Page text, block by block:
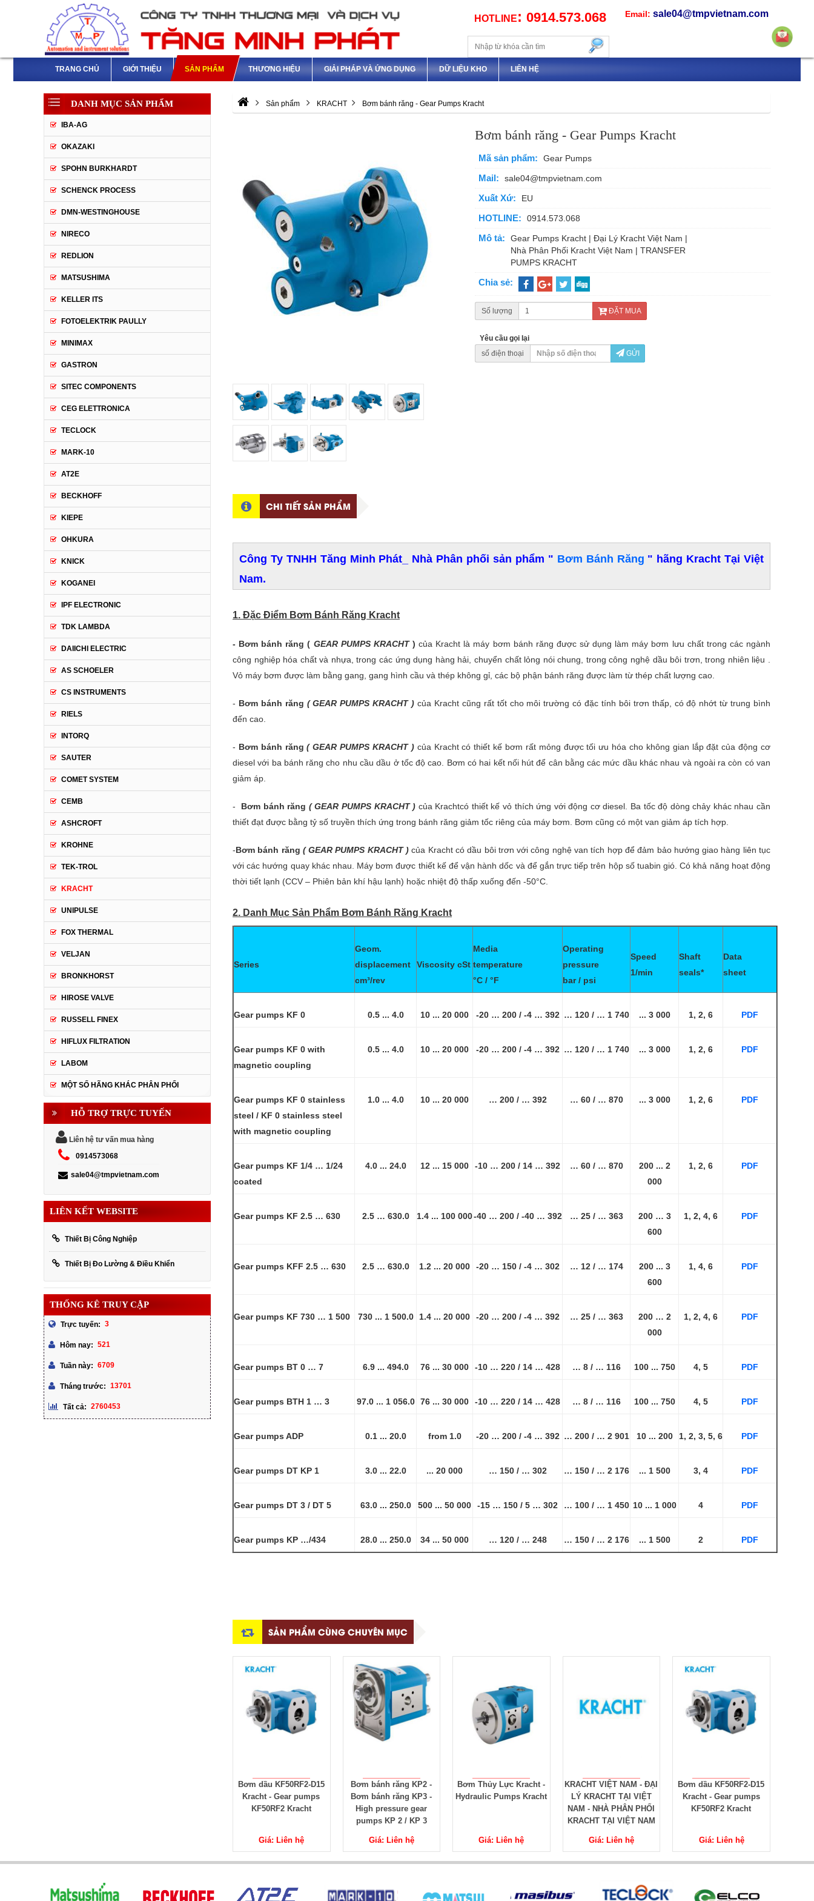
HOTLINE: 0914.573.068 Email: sale04@tmpvietnam.com
TRANG CHỦ GIỚI THIỆU SẢN PHẨM THƯƠNG HIỆU GIẢI PHÁP VÀ ỨNG DỤNG DỮ LIỆU KHO LIÊN HỆ
Sản phẩm KRACHT Bơm bánh răng - Gear Pumps Kracht
Bơm bánh răng - Gear Pumps Kracht
Mã sản phẩm: Gear Pumps
Mail: sale04@tmpvietnam.com
Xuất Xứ: EU
HOTLINE: 0914.573.068
Mô tả:
Gear Pumps Kracht | Đại Lý Kracht Việt Nam |
Nhà Phân Phối Kracht Việt Nam | TRANSFER
PUMPS KRACHT
Chia sẻ:
Số lượng ĐẶT MUA
Yêu cầu gọi lại
số điện thoại
GỬI
CHI TIẾT SẢN PHẨM
Công Ty TNHH Tăng Minh Phát_ Nhà Phân phối sản phẩm " Bơm Bánh Răng " hãng Kracht Tại Việt
Nam.
1. Đặc Điểm Bơm Bánh Răng Kracht
- Bơm bánh răng ( GEAR PUMPS KRACHT) của Kracht là máy bơm bánh răng được sử dụng làm máy bơm lưu chất trong các ngành
công nghiệp hóa chất và nhựa, trong các ứng dụng hàng hải, chuyển chất lỏng nói chung, trong công nghệ dầu bôi trơn, trong nhiên liệu .
Vỏ máy bơm được làm bằng gang, gang hình cầu và thép không gỉ, các bộ phận bánh răng được làm từ thép chất lượng cao.
- Bơm bánh răng ( GEAR PUMPS KRACHT ) của Kracht cũng rất tốt cho môi trường có đặc tính bôi trơn thấp, có độ nhớt từ trung bình
đến cao.
- Bơm bánh răng ( GEAR PUMPS KRACHT ) của Kracht có thiết kế bơm rất mỏng được tối ưu hóa cho không gian lắp đặt của động cơ
diesel với ba bánh răng cho nhu cầu dầu ở tốc độ cao. Bơm có hai kết nối hút để cân bằng các mức dầu khác nhau và ngoài ra còn có van
giảm áp.
- Bơm bánh răng ( GEAR PUMPS KRACHT ) của Krachtcó thiết kế vỏ thích ứng với động cơ diesel. Ba tốc độ dòng chảy khác nhau cần
thiết đạt được bằng tỷ số truyền thích ứng trong bánh răng giảm tốc riêng của máy bơm. Bơm cũng có một van giảm áp tích hợp.
-Bơm bánh răng ( GEAR PUMPS KRACHT ) của Kracht có dầu bôi trơn với công nghệ van tích hợp để đảm bảo hướng giao hàng liên tục
với các hướng quay khác nhau. Máy bơm được thiết kế để vận hành dốc và để gắn trực tiếp trên hộp số tuabin gió. Có khả năng hoạt động
thời tiết lạnh (CCV – Phiên bản khí hậu lạnh) hoặc nhiệt độ thấp xuống đến -50°C.
2. Danh Mục Sản Phẩm Bơm Bánh Răng Kracht
Series
Geom.
displacement
cm³/rev
Viscosity cSt
Media
temperature
°C / °F
Operating
pressure
bar / psi
Speed
1/min
Shaft
seals*
Data
sheet
Gear pumps KF 0 0.5 ... 4.0 10 ... 20 000 -20 … 200 / -4 … 392 … 120 / … 1 740 ... 3 000 1, 2, 6 PDF
Gear pumps KF 0 with
magnetic coupling
0.5 ... 4.0 10 ... 20 000 -20 … 200 / -4 … 392 … 120 / … 1 740 ... 3 000 1, 2, 6 PDF
Gear pumps KF 0 stainless
steel / KF 0 stainless steel
with magnetic coupling
1.0 ... 4.0 10 ... 20 000 … 200 / … 392 … 60 / … 870 ... 3 000 1, 2, 6 PDF
Gear pumps KF 1/4 … 1/24
coated
4.0 ... 24.0 12 ... 15 000 -10 … 200 / 14 … 392 … 60 / … 870
200 ... 2
000
1, 2, 6 PDF
Gear pumps KF 2.5 … 630 2.5 … 630.0 1.4 ... 100 000-40 … 200 / -40 … 392 … 25 / … 363
200 … 3
600
1, 2, 4, 6 PDF
Gear pumps KFF 2.5 … 630 2.5 … 630.0 1.2 ... 20 000 -20 … 150 / -4 … 302 … 12 / … 174
200 ... 3
600
1, 4, 6 PDF
Gear pumps KF 730 … 1 500 730 ... 1 500.0 1.4 ... 20 000 -20 … 200 / -4 … 392 … 25 / … 363
200 … 2
000
1, 2, 4, 6 PDF
Gear pumps BT 0 … 7 6.9 ... 494.0 76 ... 30 000 -10 … 220 / 14 … 428 … 8 / … 116 100 ... 750 4, 5 PDF
Gear pumps BTH 1 … 3 97.0 ... 1 056.0 76 ... 30 000 -10 … 220 / 14 … 428 … 8 / … 116 100 ... 750 4, 5 PDF
Gear pumps ADP 0.1 ... 20.0 from 1.0 -20 … 200 / -4 … 392 … 200 / … 2 901 10 ... 200 1, 2, 3, 5, 6 PDF
Gear pumps DT KP 1 3.0 ... 22.0 ... 20 000 … 150 / … 302 … 150 / … 2 176 ... 1 500 3, 4 PDF
Gear pumps DT 3 / DT 5 63.0 ... 250.0 500 ... 50 000 -15 … 150 / 5 … 302 … 100 / … 1 450 10 ... 1 000 4 PDF
Gear pumps KP …/434 28.0 ... 250.0 34 ... 50 000 … 120 / … 248 … 150 / … 2 176 ... 1 500 2 PDF
SẢN PHẨM CÙNG CHUYÊN MỤC
Bơm bánh răng KP2 -
Bơm bánh răng KP3 -
High pressure gear
Giá: Liên hệ
Bơm Thủy Lực Kracht -
Hydraulic Pumps Kracht
Giá: Liên hệ
KRACHT VIỆT NAM - ĐẠI
LÝ KRACHT TẠI VIỆT
Giá: Liên hệ
Bơm dầu KF50RF2-D15
Kracht - Gear pumps
KF50RF2 Kracht
Giá: Liên hệ
Bơm bánh răng KP2 -
Bơm bánh răng KP3 -
High pressure gear
Giá: Liên hệ
DANH MỤC SẢN PHẨM
IBA-AG
OKAZAKI
SPOHN BURKHARDT
SCHENCK PROCESS
DMN-WESTINGHOUSE
NIRECO
REDLION
MATSUSHIMA
KELLER ITS
FOTOELEKTRIK PAULLY
MINIMAX
GASTRON
SITEC COMPONENTS
CEG ELETTRONICA
TECLOCK
MARK-10
AT2E
BECKHOFF
KIEPE
OHKURA
KNICK
KOGANEI
IPF ELECTRONIC
TDK LAMBDA
DAIICHI ELECTRIC
AS SCHOELER
CS INSTRUMENTS
RIELS
INTORQ
SAUTER
COMET SYSTEM
CEMB
ASHCROFT
KROHNE
TEK-TROL
KRACHT
UNIPULSE
FOX THERMAL
VELJAN
BRONKHORST
HIROSE VALVE
RUSSELL FINEX
HIFLUX FILTRATION
LABOM
MỘT SỐ HÃNG KHÁC PHÂN PHỐI
HỖ TRỢ TRỰC TUYẾN
Liên hệ tư vấn mua hàng
0914573068
sale04@tmpvietnam.com
LIÊN KẾT WEBSITE
Thiết Bị Công Nghiệp
Thiết Bị Đo Lường & Điều Khiển
THỐNG KÊ TRUY CẬP
Trực tuyến: 3
Hôm nay: 521
Tuần này: 6709
Tháng trước: 13701
Tất cả: 2760453